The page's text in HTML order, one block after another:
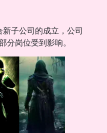
子公司的成立，公司
分岗位受到影响。